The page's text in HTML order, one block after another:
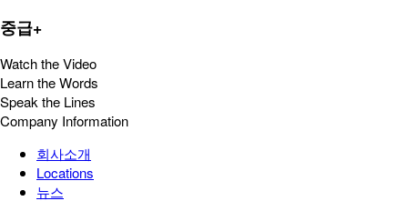
중급+
Watch the Video
Learn the Words
Speak the Lines
Company Information
회사소개
Locations
뉴스